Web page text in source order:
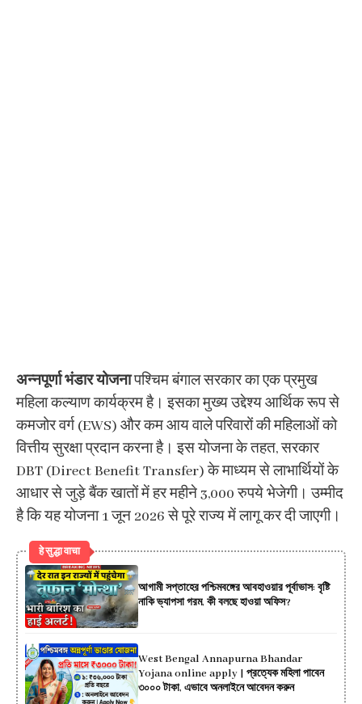
अन्नपूर्णा भंडार योजनापश्चिम बंगाल सरकार का एक प्रमुख
महिला कल्याण कार्यक्रम है। इसका मुख्य उद्देश्य आर्थिक रूप से
कमजोर वर्ग (EWS) और कम आय वाले परिवारों की महिलाओं को
वित्तीय सुरक्षा प्रदान करना है। इस योजना के तहत, सरकार
DBT (Direct Benefit Transfer) के माध्यम से लाभार्थियों के
आधार से जुड़े बैंक खातों में हर महीने 3,000 रुपये भेजेगी। उम्मीद
है कि यह योजना 1 जून 2026 से पूरे राज्य में लागू कर दी जाएगी।
हे सुद्धा वाचा
আগামী সপ্তাহের পশ্চিমবঙ্গের আবহাওয়ার পূর্বাভাস: বৃষ্টি
নাকি ভ্যাপসা গরম, কী বলছে হাওয়া অফিস?
West Bengal Annapurna Bhandar
Yojana online apply | প্রত্যেক মহিলা পাবেন
৩০০০ টাকা, এভাবে অনলাইনে আবেদন করুন